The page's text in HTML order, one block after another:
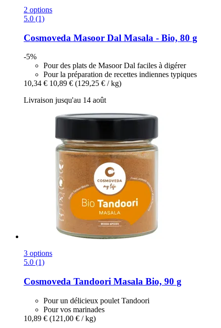
2 options
5.0 (1)
Cosmoveda Masoor Dal Masala -​ Bio, 80 g
-5%
Pour des plats de Masoor Dal faciles à digérer
Pour la préparation de recettes indiennes typiques
10,34 € 10,89 € (129,25 € / kg)
Livraison jusqu'au 14 août
3 options
5.0 (1)
Cosmoveda Tandoori Masala Bio, 90 g
Pour un délicieux poulet Tandoori
Pour vos marinades
10,89 € (121,00 € / kg)